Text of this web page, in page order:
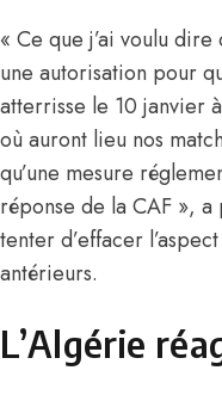
« Ce que j’ai voulu dire
une autorisation pour
atterrisse le 10 janvier
où auront lieu nos
qu’une mesure
réponse de la CAF »,
tenter d’effacer
antérieurs.
L’Algérie